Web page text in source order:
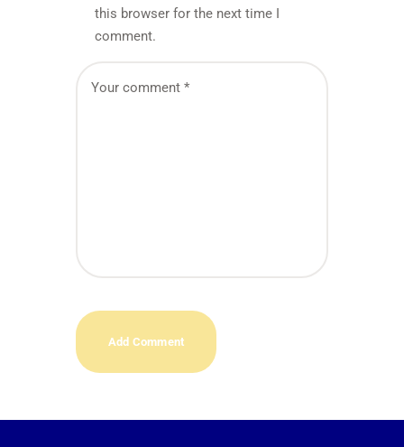
this browser for the next time I
comment.